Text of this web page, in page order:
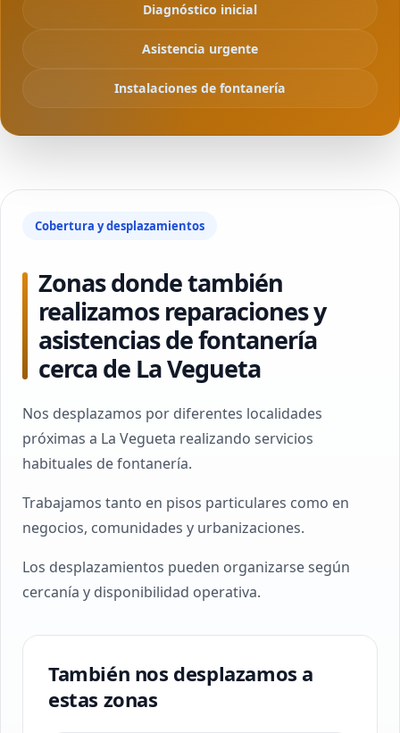
Diagnóstico inicial
Asistencia urgente
Instalaciones de fontanería
Cobertura y desplazamientos
Zonas donde también
realizamos reparaciones y
asistencias de fontanería
cerca de La Vegueta
Nos desplazamos por diferentes localidades
próximas a La Vegueta realizando servicios
habituales de fontanería.
Trabajamos tanto en pisos particulares como en
negocios, comunidades y urbanizaciones.
Los desplazamientos pueden organizarse según
cercanía y disponibilidad operativa.
También nos desplazamos a
estas zonas